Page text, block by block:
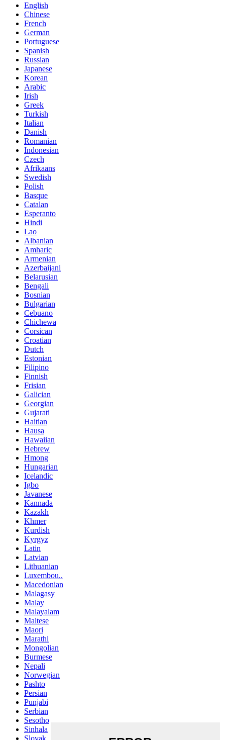
English
Chinese
French
German
Portuguese
Spanish
Russian
Japanese
Korean
Arabic
Irish
Greek
Turkish
Italian
Danish
Romanian
Indonesian
Czech
Afrikaans
Swedish
Polish
Basque
Catalan
Esperanto
Hindi
Lao
Albanian
Amharic
Armenian
Azerbaijani
Belarusian
Bengali
Bosnian
Bulgarian
Cebuano
Chichewa
Corsican
Croatian
Dutch
Estonian
Filipino
Finnish
Frisian
Galician
Georgian
Gujarati
Haitian
Hausa
Hawaiian
Hebrew
Hmong
Hungarian
Icelandic
Igbo
Javanese
Kannada
Kazakh
Khmer
Kurdish
Kyrgyz
Latin
Latvian
Lithuanian
Luxembou..
Macedonian
Malagasy
Malay
Malayalam
Maltese
Maori
Marathi
Mongolian
Burmese
Nepali
Norwegian
Pashto
Persian
Punjabi
Serbian
Sesotho
Sinhala
Slovak